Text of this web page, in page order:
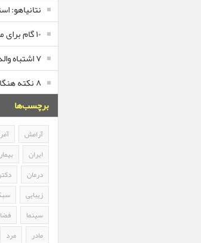
نتانیاهو:
۱۰ گام برای میلیونر شدن
۷ اشتباه والدین در آموزش مسائل مالی به کودکان
۸ نکته هنگام خرید لباس
برچسب‌ها
آرامش
ایران
بیمار
درمان
زیبایی
سینما
فضا
مادر
مرد